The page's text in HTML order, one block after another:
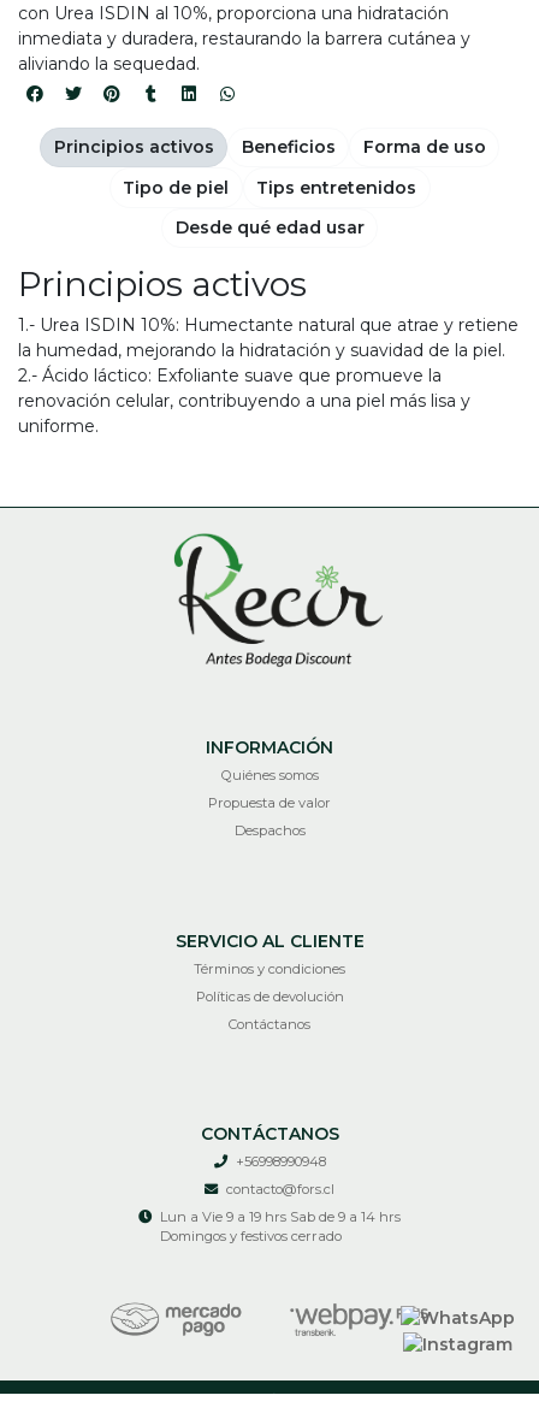
con Urea ISDIN al 10%, proporciona una hidratación
inmediata y duradera, restaurando la barrera cutánea y
aliviando la sequedad.
Principios activos
1.- Urea ISDIN 10%: Humectante natural que atrae y retiene
la humedad, mejorando la hidratación y suavidad de la piel.
2.- Ácido láctico: Exfoliante suave que promueve la
renovación celular, contribuyendo a una piel más lisa y
uniforme.
Principios activos Beneficios
Forma de uso
Tipo de piel
Tips entretenidos
Desde qué edad usar
INFORMACIÓN
Quiénes somos
Propuesta de valor
Despachos
SERVICIO AL CLIENTE
Términos y condiciones
Políticas de devolución
Contáctanos
CONTÁCTANOS
+56998990948
contacto@fors.cl
Lun a Vie 9 a 19 hrs Sab de 9 a 14 hrs
Domingos y festivos cerrado
RECIR © 2026